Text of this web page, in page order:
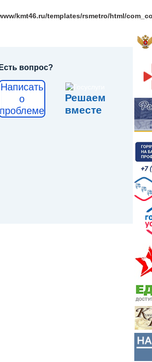
kmt46.ru/templates/rsmetro/html/
Есть вопрос?
Написать
о
проблеме
Решаем
вместе